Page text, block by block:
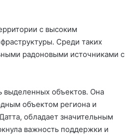
с высоким
Среди таких
радоновыми источниками с
выделенных объектов. Она
объектом региона и
обладает значительным
важность поддержки и